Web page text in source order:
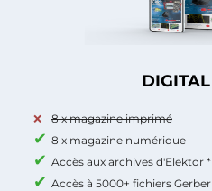
DIGITAL
8 x magazine imprimé
8 x magazine numérique
Accès aux archives d'Elektor *
Accès à 5000+ fichiers Gerber